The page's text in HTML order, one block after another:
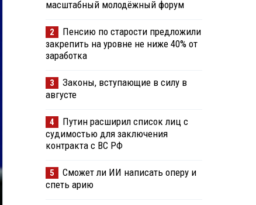
масштабный молодёжный форум
2
Пенсию по старости предложили
закрепить на уровне не ниже 40% от
заработка
3
Законы, вступающие в силу в
августе
4
Путин расширил список лиц с
судимостью для заключения
контракта с ВС РФ
5
Сможет ли ИИ написать оперу и
спеть арию